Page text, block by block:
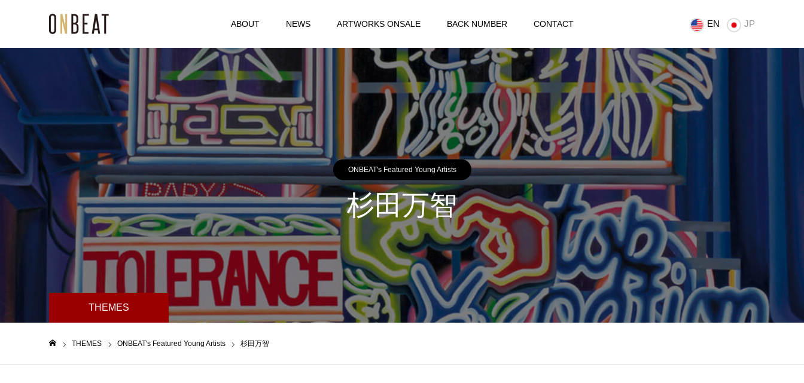
ABOUT NEWS ARTWORKS ONSALE BACK NUMBER CONTACT EN JP
ONBEAT's Featured Young Artists
杉田万智
THEMES
THEMES ONBEAT's Featured Young Artists 杉田万智